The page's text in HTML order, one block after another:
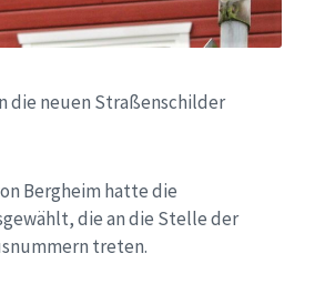
die neuen Straßenschilder
Bergheim hatte die
die an die Stelle der
treten.